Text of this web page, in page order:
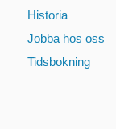
Historia
Jobba hos oss
Tidsbokning